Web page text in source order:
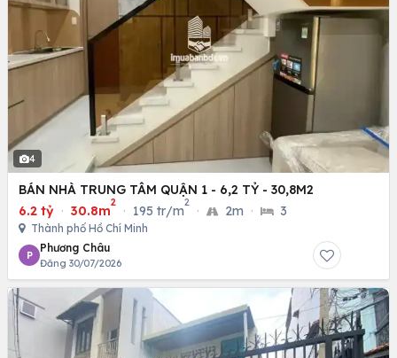
4
BÁN NHÀ TRUNG TÂM QUẬN 1 - 6,2 TỶ - 30,8M2
6.2 tỷ · 30.8m
2
· 195 tr/m
2
· 2m · 3
Thành phố Hồ Chí Minh
P
Phương Châu
Đăng 30/07/2026